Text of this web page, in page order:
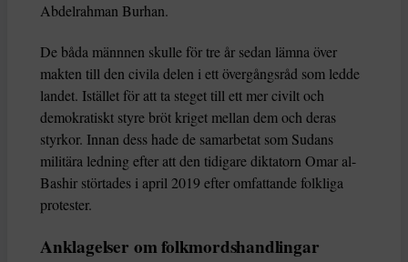
Abdelrahman Burhan.
De båda männnen skulle för tre år sedan lämna över
makten till den civila delen i ett övergångsråd som ledde
landet. Istället för att ta steget till ett mer civilt och
demokratiskt styre bröt kriget mellan dem och deras
styrkor. Innan dess hade de samarbetat som Sudans
militära ledning efter att den tidigare diktatorn Omar al-
Bashir störtades i april 2019 efter omfattande folkliga
protester.
Anklagelser om folkmordshandlingar